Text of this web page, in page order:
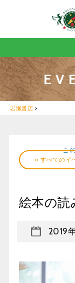
岩瀬書店 >
« すべてのイ
こ
絵本の読
2019